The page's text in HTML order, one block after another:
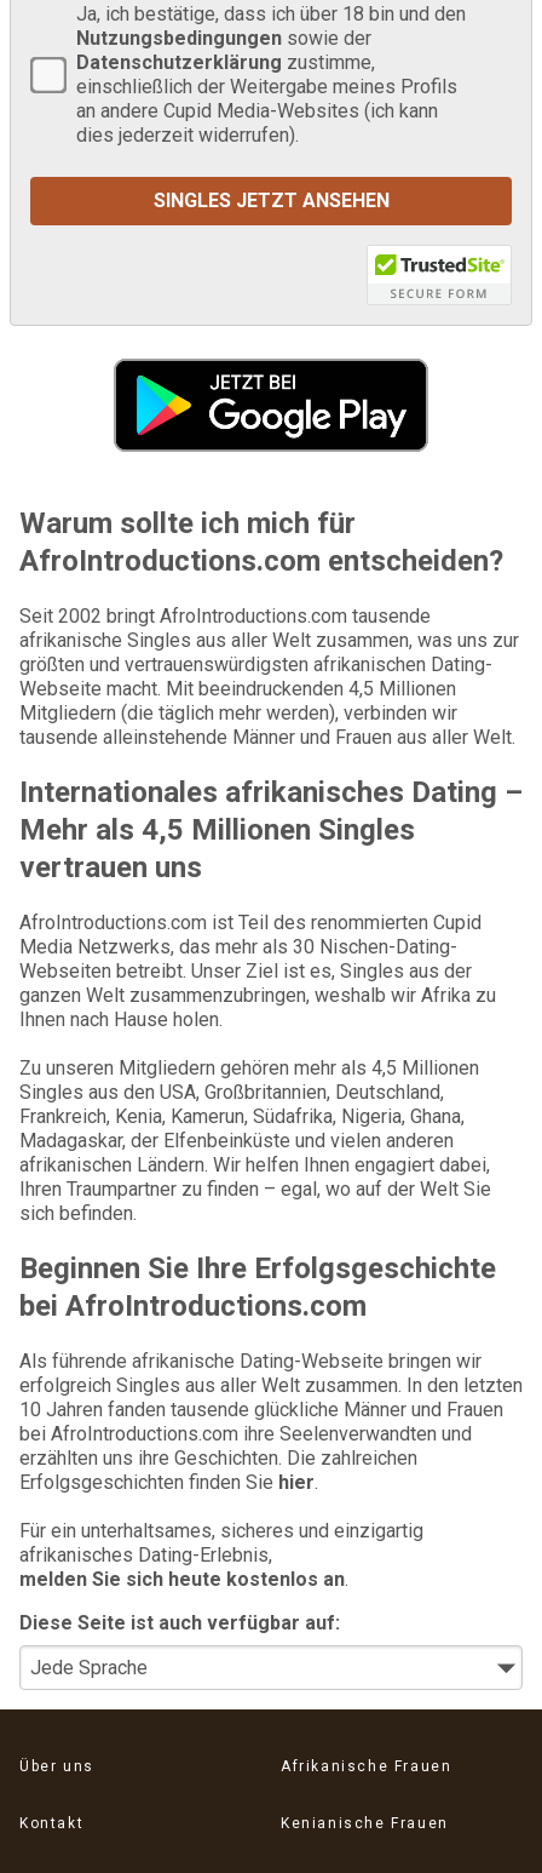
Ja, ich bestätige, dass ich über 18 bin und den
Nutzungsbedingungen sowie der
Datenschutzerklärung zustimme,
einschließlich der Weitergabe meines Profils
an andere Cupid Media-Websites (ich kann
dies jederzeit widerrufen).
Warum sollte ich mich für
AfroIntroductions.com entscheiden?
Seit 2002 bringt AfroIntroductions.com tausende
afrikanische Singles aus aller Welt zusammen, was uns zur
größten und vertrauenswürdigsten afrikanischen Dating-
Webseite macht. Mit beeindruckenden 4,5 Millionen
Mitgliedern (die täglich mehr werden), verbinden wir
tausende alleinstehende Männer und Frauen aus aller Welt.
Internationales afrikanisches Dating –
Mehr als 4,5 Millionen Singles
vertrauen uns
AfroIntroductions.com ist Teil des renommierten Cupid
Media Netzwerks, das mehr als 30 Nischen-Dating-
Webseiten betreibt. Unser Ziel ist es, Singles aus der
ganzen Welt zusammenzubringen, weshalb wir Afrika zu
Ihnen nach Hause holen.
Zu unseren Mitgliedern gehören mehr als 4,5 Millionen
Singles aus den USA, Großbritannien, Deutschland,
Frankreich, Kenia, Kamerun, Südafrika, Nigeria, Ghana,
Madagaskar, der Elfenbeinküste und vielen anderen
afrikanischen Ländern. Wir helfen Ihnen engagiert dabei,
Ihren Traumpartner zu finden – egal, wo auf der Welt Sie
sich befinden.
Beginnen Sie Ihre Erfolgsgeschichte
bei AfroIntroductions.com
Als führende afrikanische Dating-Webseite bringen wir
erfolgreich Singles aus aller Welt zusammen. In den letzten
10 Jahren fanden tausende glückliche Männer und Frauen
bei AfroIntroductions.com ihre Seelenverwandten und
erzählten uns ihre Geschichten. Die zahlreichen
Erfolgsgeschichten finden Sie hier.
Für ein unterhaltsames, sicheres und einzigartig
afrikanisches Dating-Erlebnis,
melden Sie sich heute kostenlos an.
Diese Seite ist auch verfügbar auf:
Über uns
Kontakt
Afrikanische Frauen
Kenianische Frauen